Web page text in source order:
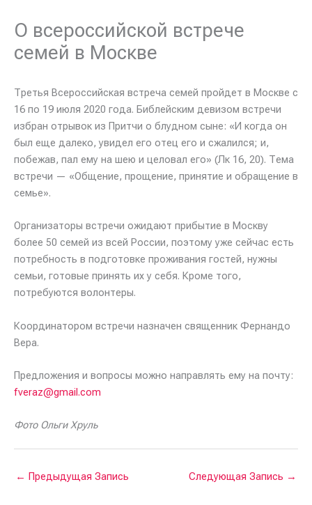
О всероссийской встрече
семей в Москве
Третья Всероссийская встреча семей пройдет в Москве с
16 по 19 июля 2020 года. Библейским девизом встречи
избран отрывок из Притчи о блудном сыне: «И когда он
был еще далеко, увидел его отец его и сжалился; и,
побежав, пал ему на шею и целовал его» (Лк 16, 20). Тема
встречи — «Общение, прощение, принятие и обращение в
семье».
Организаторы встречи ожидают прибытие в Москву
более 50 семей из всей России, поэтому уже сейчас есть
потребность в подготовке проживания гостей, нужны
семьи, готовые принять их у себя. Кроме того,
потребуются волонтеры.
Координатором встречи назначен священник Фернандо
Вера.
Предложения и вопросы можно направлять ему на почту:
fveraz@gmail.com
Фото Ольги Хруль
← Предыдущая Запись Следующая Запись →